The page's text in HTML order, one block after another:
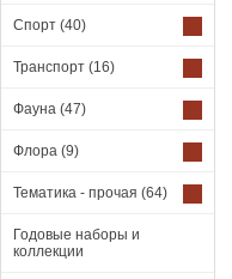
Спорт (40)
Транспорт (16)
Фауна (47)
Флора (9)
Тематика - прочая (64)
Годовые наборы и
коллекции